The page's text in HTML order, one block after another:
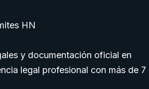
HN
y documentación oficial en
legal profesional con más de 7